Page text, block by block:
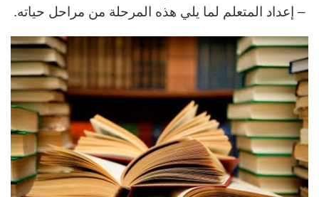
– إعداد المتعلم لما يلي هذه المرحلة من مراحل حياته.